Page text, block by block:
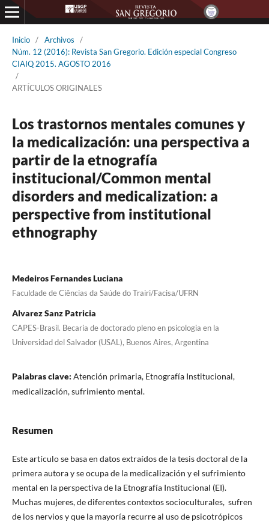
Inicio / Archivos
/
Núm. 12 (2016): Revista San Gregorio. Edición especial Congreso
CIAIQ 2015. AGOSTO 2016
/
ARTÍCULOS ORIGINALES
Los trastornos mentales comunes y
la medicalización: una perspectiva a
partir de la etnografía
institucional/Common mental
disorders and medicalization: a
perspective from institutional
ethnography
Medeiros Fernandes Luciana
Faculdade de Ciências da Saúde do Trairi/Facisa/UFRN
Alvarez Sanz Patricia
CAPES-Brasil. Becaria de doctorado pleno en psicologia en la
Universidad del Salvador (USAL), Buenos Aires, Argentina
Palabras clave: Atención primaria, Etnografía Institucional,
medicalización, sufrimiento mental.
Resumen
Este artículo se basa en datos extraídos de la tesis doctoral de la
primera autora y se ocupa de la medicalización y el sufrimiento
mental en la perspectiva de la Etnografía Institucional (EI).
Muchas mujeres, de diferentes contextos socioculturales, sufren
de los nervios y que la mayoría recurre al uso de psicotrópicos